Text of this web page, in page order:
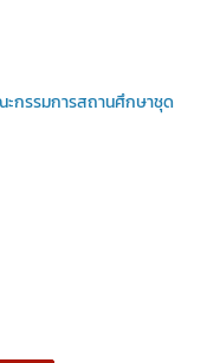
กรรมการสถานศึกษาชุด